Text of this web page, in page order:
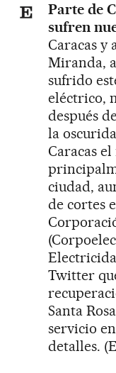
Parte de
sufren
Caracas y
Miranda,
sufrido
eléctrico,
después
la
Caracas
ciudad,
de cortes
Twitter
Santa
servicio
detalles.